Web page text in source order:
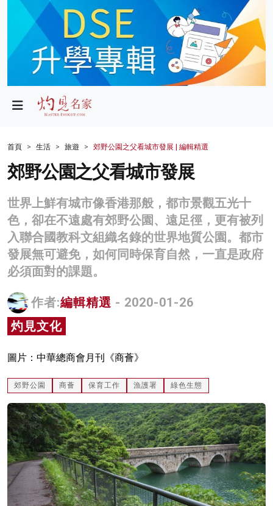
政局
財經
生活
商業
科技
影片
名家榜
灼見活動
首頁 生活 旅遊 郊野公園之父看城市發展 | 編輯精選
郊野公園之父看城市發展
世界上鮮有城市像香港那般，都市景觀五光十
色，卻在不遠處有郊野公園、遠足徑，更有被列
入聯合國教科文組織名錄的世界地質公園。都市
發展無可避免，如何同時保育自然，一直是政府
必須面對的課題。
作者:編輯精選 - 2020-01-26
灼見文化
圖片：中華總商會月刊《商薈》
郊野公園 商薈 保育工作 漁護署 綠色生態